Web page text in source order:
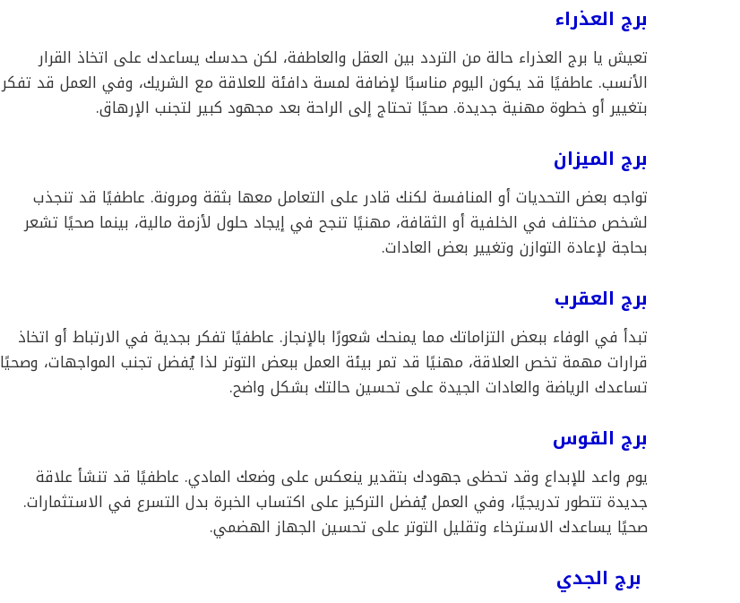
برج العذراء
تعيش يا برج العذراء حالة من التردد بين العقل والعاطفة، لكن حدسك يساعدك على اتخاذ القرار
الأنسب. عاطفيًا قد يكون اليوم مناسبًا لإضافة لمسة دافئة للعلاقة مع الشريك، وفي العمل قد تفكر
بتغيير أو خطوة مهنية جديدة. صحيًا تحتاج إلى الراحة بعد مجهود كبير لتجنب الإرهاق.
برج الميزان
تواجه بعض التحديات أو المنافسة لكنك قادر على التعامل معها بثقة ومرونة. عاطفيًا قد تنجذب
لشخص مختلف في الخلفية أو الثقافة، مهنيًا تنجح في إيجاد حلول لأزمة مالية، بينما صحيًا تشعر
بحاجة لإعادة التوازن وتغيير بعض العادات.
برج العقرب
تبدأ في الوفاء ببعض التزاماتك مما يمنحك شعورًا بالإنجاز. عاطفيًا تفكر بجدية في الارتباط أو اتخاذ
قرارات مهمة تخص العلاقة، مهنيًا قد تمر بيئة العمل ببعض التوتر لذا يُفضل تجنب المواجهات، وصحيًا
تساعدك الرياضة والعادات الجيدة على تحسين حالتك بشكل واضح.
برج القوس
يوم واعد للإبداع وقد تحظى جهودك بتقدير ينعكس على وضعك المادي. عاطفيًا قد تنشأ علاقة
جديدة تتطور تدريجيًا، وفي العمل يُفضل التركيز على اكتساب الخبرة بدل التسرع في الاستثمارات.
صحيًا يساعدك الاسترخاء وتقليل التوتر على تحسين الجهاز الهضمي.
برج الجدي